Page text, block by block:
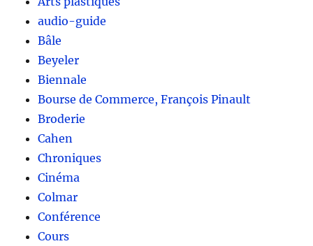
audio-guide
Bâle
Beyeler
Biennale
Bourse de Commerce, François Pinault
Broderie
Cahen
Chroniques
Cinéma
Colmar
Conférence
Cours